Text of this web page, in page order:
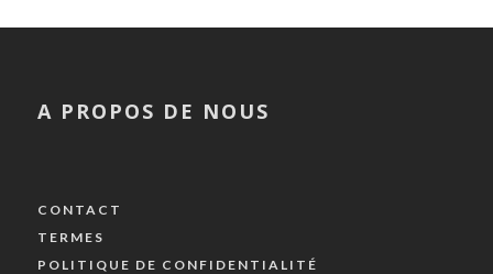
A PROPOS DE NOUS
CONTACT
TERMES
POLITIQUE DE CONFIDENTIALITÉ